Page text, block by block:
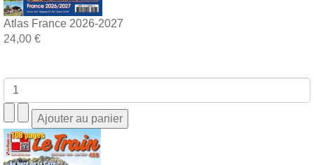
Atlas France 2026-2027
24,00 €